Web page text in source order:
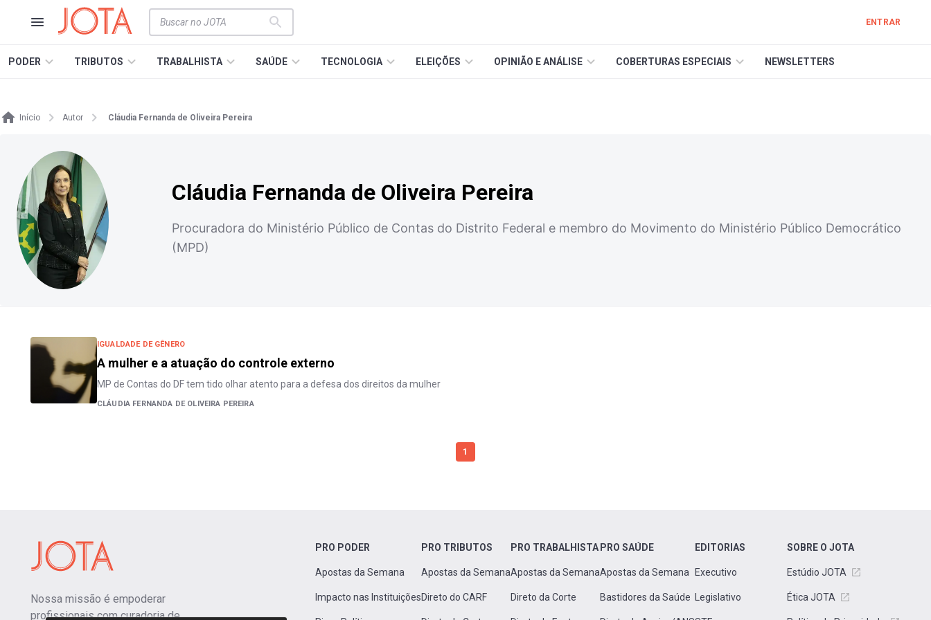
ENTRAR
PODER TRIBUTOS TRABALHISTA SAÚDE TECNOLOGIA ELEIÇÕES OPINIÃO E ANÁLISE COBERTURAS ESPECIAIS NEWSLETTERS
Início Autor Cláudia Fernanda de Oliveira Pereira
Cláudia Fernanda de Oliveira Pereira
Procuradora do Ministério Público de Contas do Distrito Federal e membro do Movimento do Ministério Público Democrático
(MPD)
IGUALDADE DE GÊNERO
A mulher e a atuação do controle externo
MP de Contas do DF tem tido olhar atento para a defesa dos direitos da mulher
CLÁUDIA FERNANDA DE OLIVEIRA PEREIRA
1
Nossa missão é empoderar
profissionais com curadoria de
PRO PODER
Apostas da Semana
Impacto nas Instituições
PRO TRIBUTOS
Apostas da Semana
Direto do CARF
PRO TRABALHISTA
Apostas da Semana
Direto da Corte
PRO SAÚDE
Apostas da Semana
Bastidores da Saúde
EDITORIAS
Executivo
Legislativo
SOBRE O JOTA
Estúdio JOTA
Ética JOTA